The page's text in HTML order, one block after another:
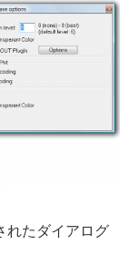
れたダイアログ